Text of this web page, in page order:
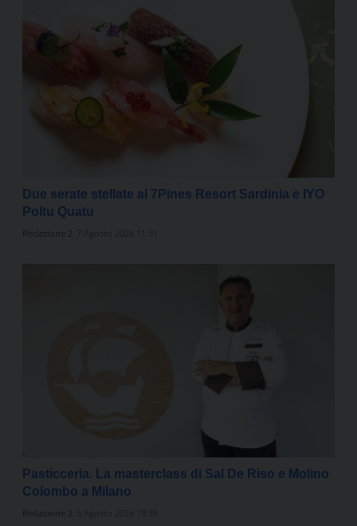
Due serate stellate al 7Pines Resort Sardinia e IYO
Poltu Quatu
Pasticceria. La masterclass di Sal De Riso e Molino
Colombo a Milano